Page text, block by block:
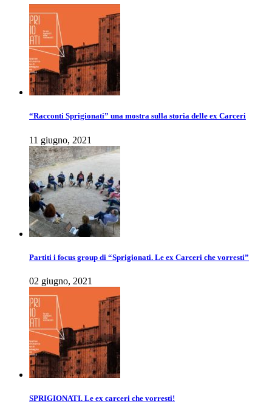
“Racconti Sprigionati” una mostra sulla storia delle ex Carceri
11 giugno, 2021
Partiti i focus group di “Sprigionati. Le ex Carceri che vorresti”
02 giugno, 2021
SPRIGIONATI. Le ex carceri che vorresti!